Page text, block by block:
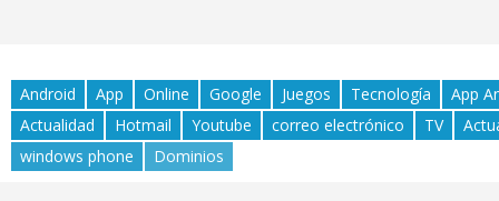
Android App Online Google Juegos Tecnología App
Actualidad
Hotmail Youtube correo electrónico TV
windows phone
Dominios